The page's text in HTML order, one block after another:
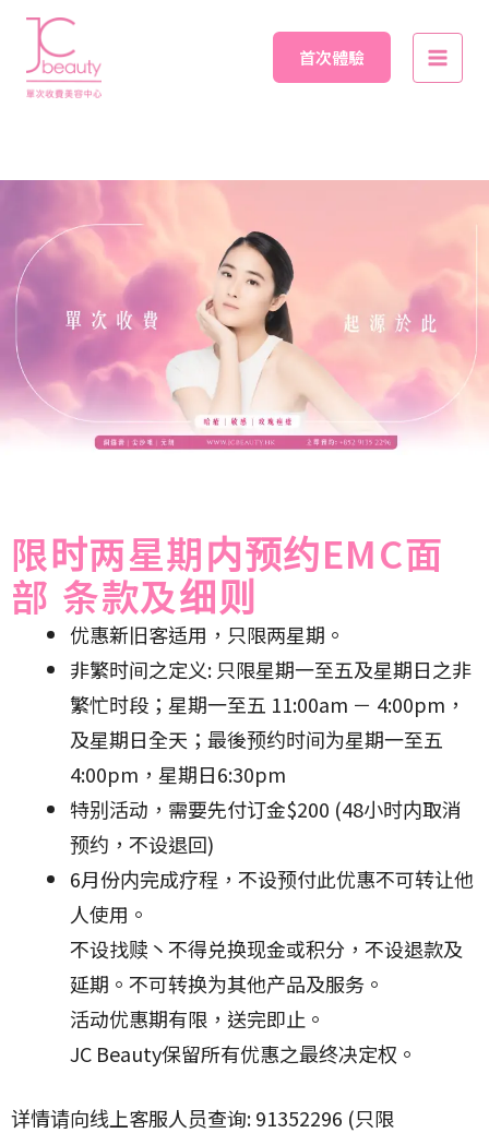
Skip
content
首次體驗
Main
限时两星期内预约EMC面
部 条款及细则
优惠新旧客适用，只限两星期。
非繁时间之定义: 只限星期一至五及星期日之非
繁忙时段；星期一至五 11:00am － 4:00pm，
及星期日全天；最後预约时间为星期一至五
4:00pm，星期日6:30pm
特别活动，需要先付订金$200 (48小时内取消
预约，不设退回)
6月份内完成疗程，不设预付此优惠不可转让他
人使用。
不设找赎丶不得兑换现金或积分，不设退款及
延期。不可转换为其他产品及服务。
活动优惠期有限，送完即止。
JC Beauty保留所有优惠之最终决定权。
详情请向线上客服人员查询: 91352296 (只限